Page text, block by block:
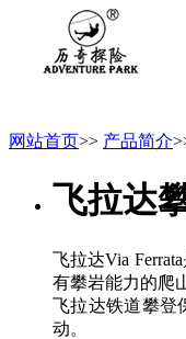
网站首页>> 产品简介
飞拉达
飞拉达Via
有攀岩能力的爬
飞拉达铁道攀登
动。